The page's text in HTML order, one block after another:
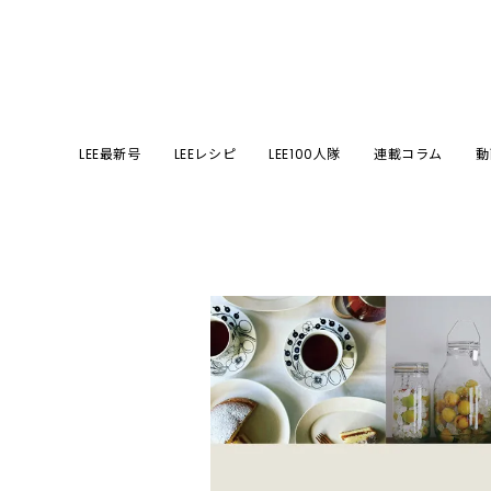
LEE最新号 LEEレシピ LEE100人隊 連載コラム